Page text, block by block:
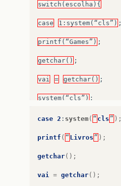
switch(escolha){
case 1:system(“cls”) ;
printf(“Games”) ;
getchar() ;
vai = getchar() ;
system(“cls”) ;
return 1;break;
case 2 : system( “ cls ” );
printf ( “ Livros ” );
getchar();
vai = getchar();